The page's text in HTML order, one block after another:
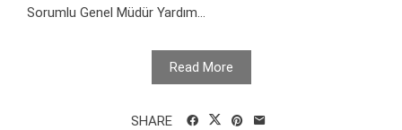
Sorumlu Genel Müdür Yardım...
Read More
SHARE